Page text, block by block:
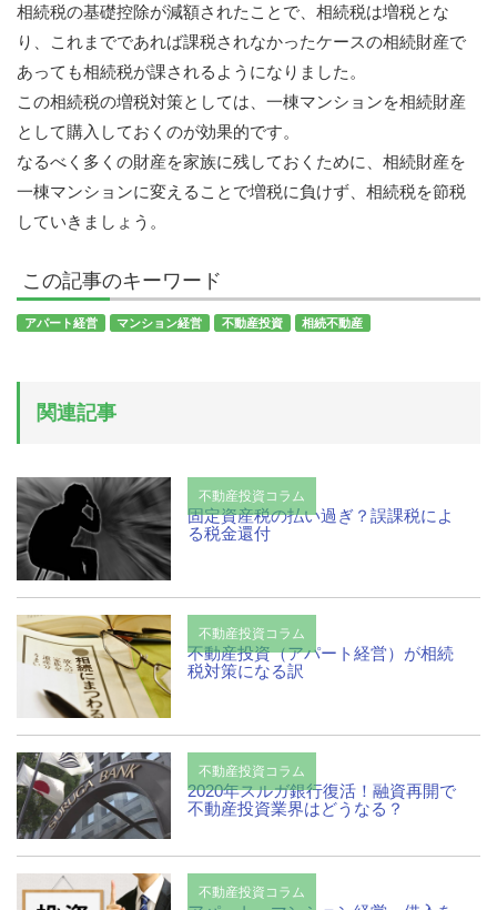
相続税の基礎控除が減額されたことで、相続税は増税とな
り、これまでであれば課税されなかったケースの相続財産で
あっても相続税が課されるようになりました。
この相続税の増税対策としては、一棟マンションを相続財産
として購入しておくのが効果的です。
なるべく多くの財産を家族に残しておくために、相続財産を
一棟マンションに変えることで増税に負けず、相続税を節税
していきましょう。
この記事のキーワード
アパート経営 マンション経営 不動産投資 相続不動産
関連記事
不動産投資コラム
固定資産税の払い過ぎ？誤課税によ
る税金還付
不動産投資コラム
不動産投資（アパート経営）が相続
税対策になる訳
不動産投資コラム
2020年スルガ銀行復活！融資再開で
不動産投資業界はどうなる？
不動産投資コラム